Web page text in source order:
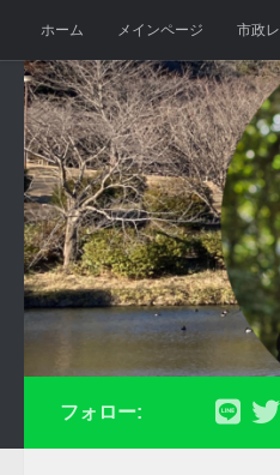
コンテンツへスキップ
ホーム メインページ 市政
フォロー: